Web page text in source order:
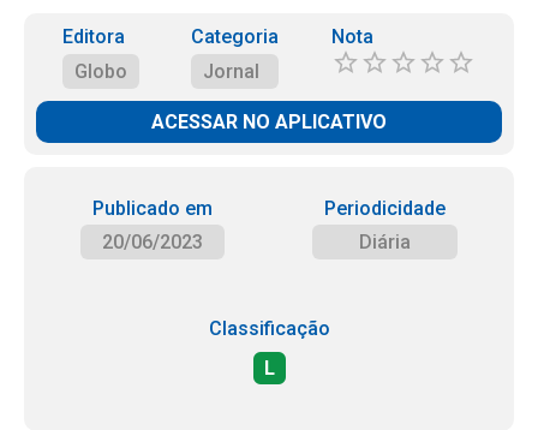
Editora
Globo
Categoria
Jornal
Nota
ACESSAR NO APLICATIVO
Publicado em
20/06/2023
Periodicidade
Diária
Classificação
L